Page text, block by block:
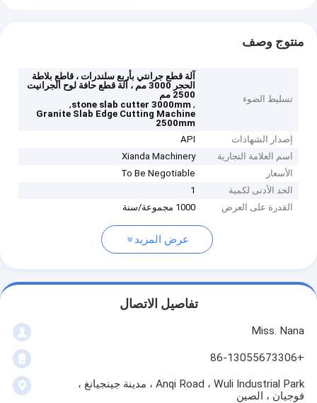
منتوج وصف
تسليط الضوء
آلة قطع جرانتي بأربع سلندرات ، قاطع بلاطة
الحجر 3000 مم ، آلة قطع حافة لوح الجرانيت
2500 مم
,
stone slab cutter 3000mm
,
Granite Slab Edge Cutting Machine
2500mm
إصدار الشهادات
API
اسم العلامة التجارية
Xianda Machinery
الأسعار
To Be Negotiable
الحد الأدنى لكمية
1
القدرة على العرض
1000 مجموعة/سنة
عرض المزيد
تفاصيل الاتصال
Miss. Nana
+86-13055673306
Anqi Road ، Wuli Industrial Park ، مدينة جينجيانغ ،
فوجيان ، الصين